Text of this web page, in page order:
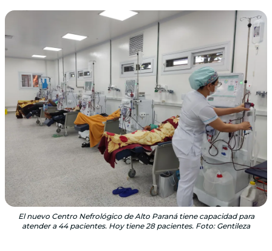
El nuevo Centro Nefrológico de Alto Paraná tiene capacidad para
atender a 44 pacientes. Hoy tiene 28 pacientes. Foto: Gentileza